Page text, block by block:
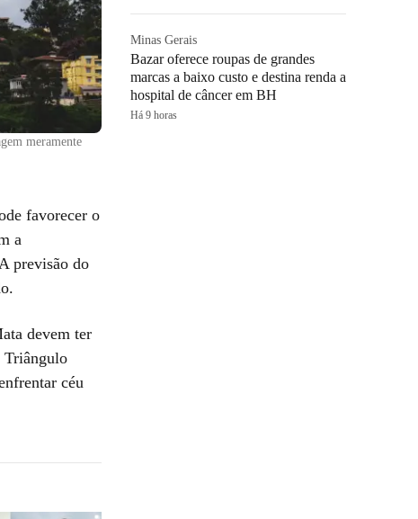
meramente
favorecer o
a
previsão do
devem ter
Triângulo
céu
Minas Gerais
Bazar oferece roupas de grandes
marcas a baixo custo e destina renda a
hospital de câncer em BH
Há 9 horas